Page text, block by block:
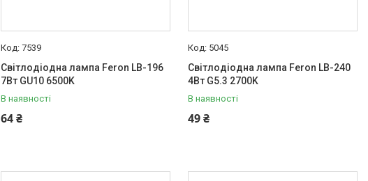
7539
Світлодіодна лампа Feron LB-196
7Вт GU10 6500K
В наявності
64 ₴
5045
Світлодіодна лампа Feron LB-240
4Вт G5.3 2700K
В наявності
49 ₴